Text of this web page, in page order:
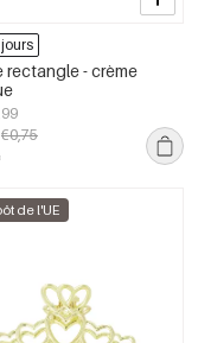
rectangle - crème
€0,75
de l'UE